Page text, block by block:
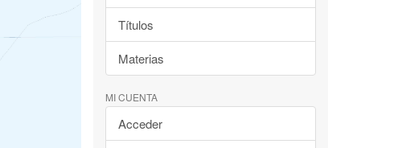
Títulos
Materias
MI CUENTA
Acceder